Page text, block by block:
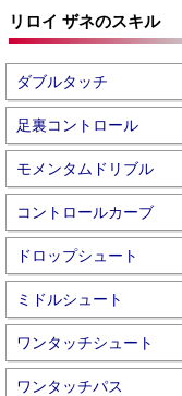
リロイ ザネのスキル
ダブルタッチ
足裏コントロール
モメンタムドリブル
コントロールカーブ
ドロップシュート
ミドルシュート
ワンタッチシュート
ワンタッチパス